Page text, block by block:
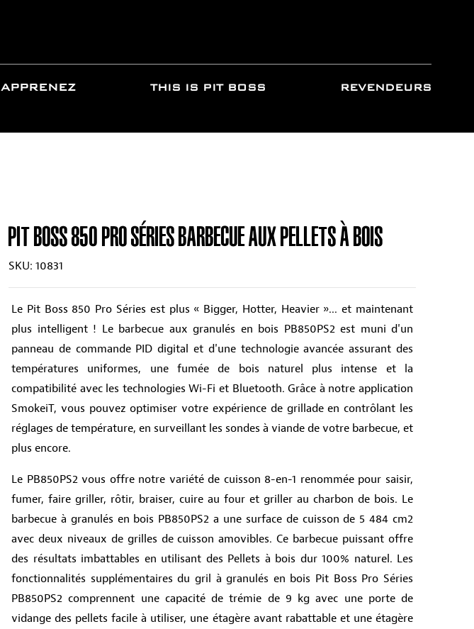
APPRENEZ THIS IS PIT BOSS REVENDEURS
PIT BOSS 850 PRO SÉRIES BARBECUE AUX PELLETS À BOIS
SKU: 10831
Le Pit Boss 850 Pro Séries est plus « Bigger, Hotter, Heavier »... et maintenant
plus intelligent ! Le barbecue aux granulés en bois PB850PS2 est muni d'un
panneau de commande PID digital et d'une technologie avancée assurant des
températures uniformes, une fumée de bois naturel plus intense et la
compatibilité avec les technologies Wi-Fi et Bluetooth. Grâce à notre application
SmokeiT, vous pouvez optimiser votre expérience de grillade en contrôlant les
réglages de température, en surveillant les sondes à viande de votre barbecue, et
plus encore.
Le PB850PS2 vous offre notre variété de cuisson 8-en-1 renommée pour saisir,
fumer, faire griller, rôtir, braiser, cuire au four et griller au charbon de bois. Le
barbecue à granulés en bois PB850PS2 a une surface de cuisson de 5 484 cm2
avec deux niveaux de grilles de cuisson amovibles. Ce barbecue puissant offre
des résultats imbattables en utilisant des Pellets à bois dur 100% naturel. Les
fonctionnalités supplémentaires du gril à granulés en bois Pit Boss Pro Séries
PB850PS2 comprennent une capacité de trémie de 9 kg avec une porte de
vidange des pellets facile à utiliser, une étagère avant rabattable et une étagère